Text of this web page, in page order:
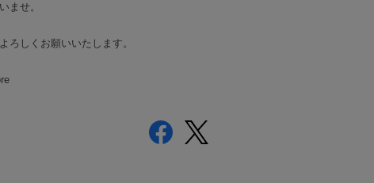
ませ。
ろしくお願いいたします。